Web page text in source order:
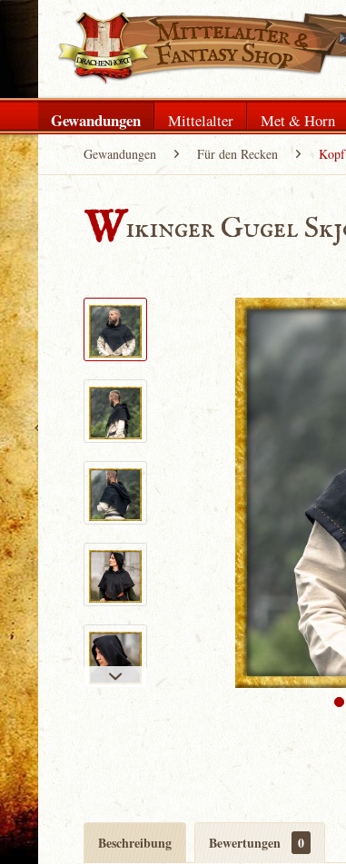
Gewandungen Mittelalter Met & Horn
Gewandungen Für den Recken
Wikinger Gugel
Beschreibung Bewertungen 0